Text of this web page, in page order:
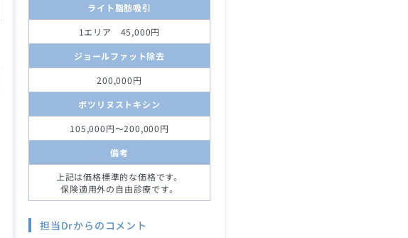
ライト脂肪吸引
1エリア 45,000円
ジョールファット除去
200,000円
ボツリヌストキシン
105,000円～200,000円
備考
上記は価格標準的な価格です。
保険適用外の自由診療です。
担当Drからのコメント